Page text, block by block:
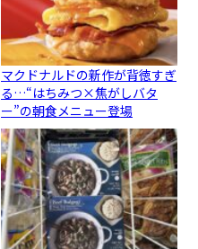
マクドナルドの新作が背徳すぎ
る…“はちみつ×焦がしバタ
ー”の朝食メニュー登場